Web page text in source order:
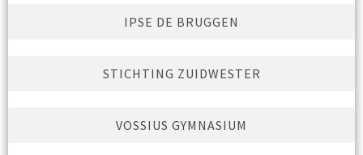
IPSE DE BRUGGEN
STICHTING ZUIDWESTER
VOSSIUS GYMNASIUM